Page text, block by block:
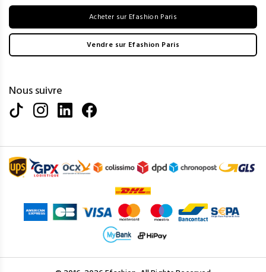
Acheter sur Efashion Paris
Vendre sur Efashion Paris
Nous suivre